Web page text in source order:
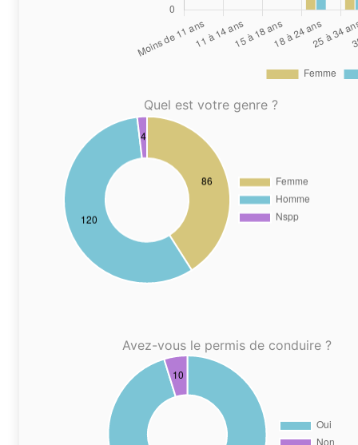
Quel est votre genre ?
Avez-vous le permis de conduire ?